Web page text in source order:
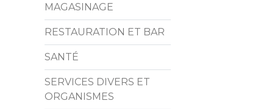
MAGASINAGE
RESTAURATION ET BAR
SANTÉ
SERVICES DIVERS ET
ORGANISMES